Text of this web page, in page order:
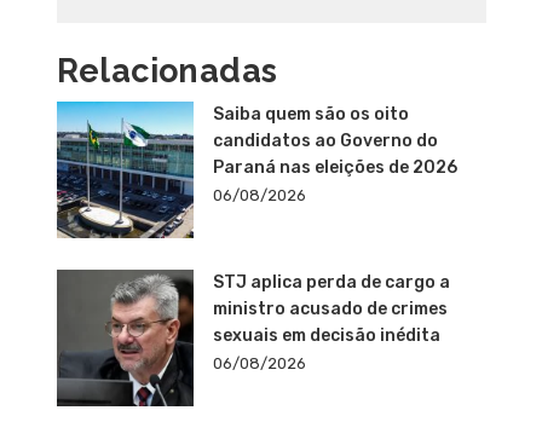
Relacionadas
Saiba quem são os oito
candidatos ao Governo do
Paraná nas eleições de 2026
06/08/2026
STJ aplica perda de cargo a
ministro acusado de crimes
sexuais em decisão inédita
06/08/2026